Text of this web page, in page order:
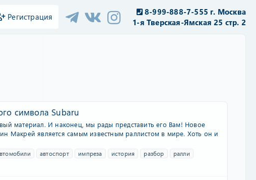
Регистрация
8-999-888-7-555 г. Москва
1-я Тверская-Ямская 25 стр. 2
символа Subaru
материал. И наконец, мы рады представить его Вам! Новое
Макрей является самым известным раллистом в мире. Хоть он и
автоспорт импреза история разбор
ралли